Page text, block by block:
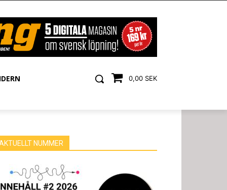
0,00 SEK
NUMMER